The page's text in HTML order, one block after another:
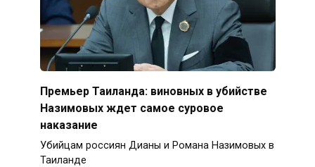
Премьер Таиланда: виновных в убийстве
Назимовых ждет самое суровое
наказание
Убийцам россиян Дианы и Романа Назимовых в
Таиланде